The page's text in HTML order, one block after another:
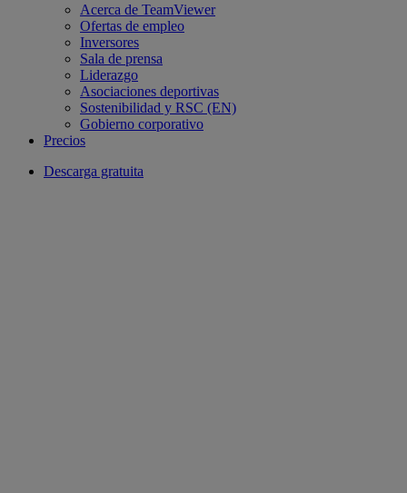
Acerca de TeamViewer
Ofertas de empleo
Inversores
Sala de prensa
Liderazgo
Asociaciones deportivas
Sostenibilidad y RSC (EN)
Gobierno corporativo
Precios
Descarga gratuita